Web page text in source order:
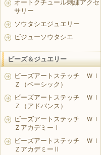
オートクチュール刺繍アクセ
サリー
ソウタシエジュエリー
ビジューソウタシエ
ビーズ＆ジュエリー
ビーズアートステッチ ＷＩ
Ｚ（ベーシック）
ビーズアートステッチ ＷＩ
Ｚ（アドバンス）
ビーズアートステッチ ＷＩ
ＺアカデミーⅠ
ビーズアートステッチ ＷＩ
ＺアカデミーⅡ